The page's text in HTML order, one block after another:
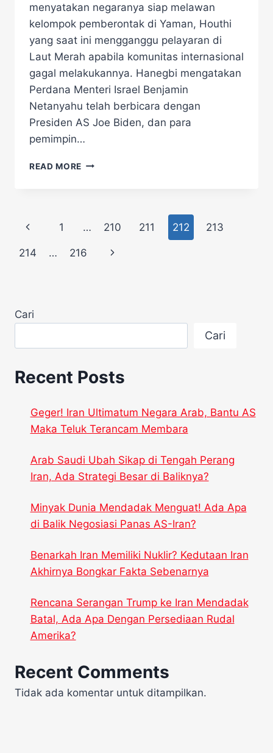
menyatakan negaranya siap melawan
kelompok pemberontak di Yaman, Houthi
yang saat ini mengganggu pelayaran di
Laut Merah apabila komunitas internasional
gagal melakukannya. Hanegbi mengatakan
Perdana Menteri Israel Benjamin
Netanyahu telah berbicara dengan
Presiden AS Joe Biden, dan para
pemimpin…
READ MORE ISRAEL
MERAH
Page
navigation
Previous
Page
1 … 210 211 212 213
214 … 216
Next
Cari
Cari
Recent Posts
Geger! Iran Ultimatum Negara Arab, Bantu AS
Maka Teluk Terancam Membara
Arab Saudi Ubah Sikap di Tengah Perang
Iran, Ada Strategi Besar di Baliknya?
Minyak Dunia Mendadak Menguat! Ada Apa
di Balik Negosiasi Panas AS-Iran?
Benarkah Iran Memiliki Nuklir? Kedutaan Iran
Akhirnya Bongkar Fakta Sebenarnya
Rencana Serangan Trump ke Iran Mendadak
Batal, Ada Apa Dengan Persediaan Rudal
Amerika?
Recent Comments
Tidak ada komentar untuk ditampilkan.